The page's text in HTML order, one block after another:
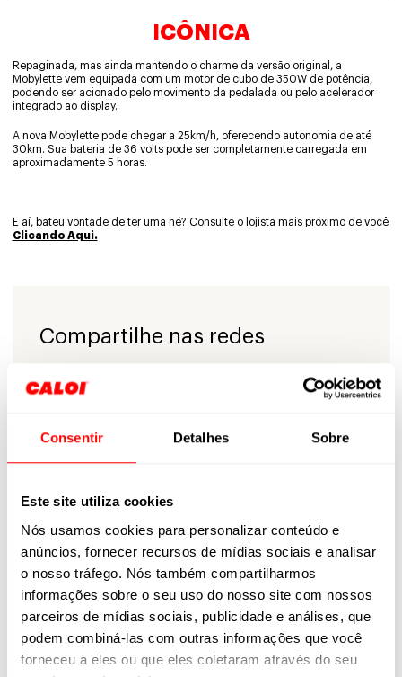
Consentir Detalhes Sobre
Este site utiliza cookies
Nós usamos cookies para personalizar conteúdo e
anúncios, fornecer recursos de mídias sociais e analisar
o nosso tráfego. Nós também compartilharmos
informações sobre o seu uso do nosso site com nossos
parceiros de mídias sociais, publicidade e análises, que
podem combiná-las com outras informações que você
forneceu a eles ou que eles coletaram através do seu
ICÔNICA
Repaginada, mas ainda mantendo o charme da versão original, a
Mobylette vem equipada com um motor de cubo de 350W de potência,
podendo ser acionado pelo movimento da pedalada ou pelo acelerador
integrado ao display.
A nova Mobylette pode chegar a 25km/h, oferecendo autonomia de até
30km. Sua bateria de 36 volts pode ser completamente carregada em
aproximadamente 5 horas.
E aí, bateu vontade de ter uma né? Consulte o lojista mais próximo de você
Clicando Aqui.
Compartilhe nas redes
Sobre o autor
mneres